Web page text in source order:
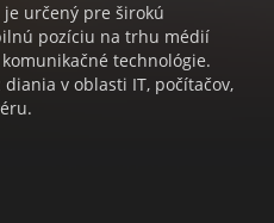
je určený pre širokú
pozíciu na trhu médií
technológie.
v oblasti IT, počítačov,